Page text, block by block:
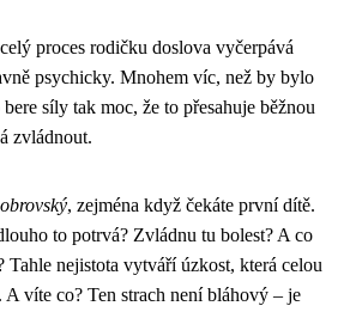
proces rodičku doslova vyčerpává
psychicky. Mnohem víc, než by bylo
síly tak moc, že to přesahuje běžnou
zvládnout.
, zejména když čekáte první dítě.
to potrvá? Zvládnu tu bolest? A co
Tahle nejistota vytváří úzkost, která celou
A víte co? Ten strach není bláhový – je